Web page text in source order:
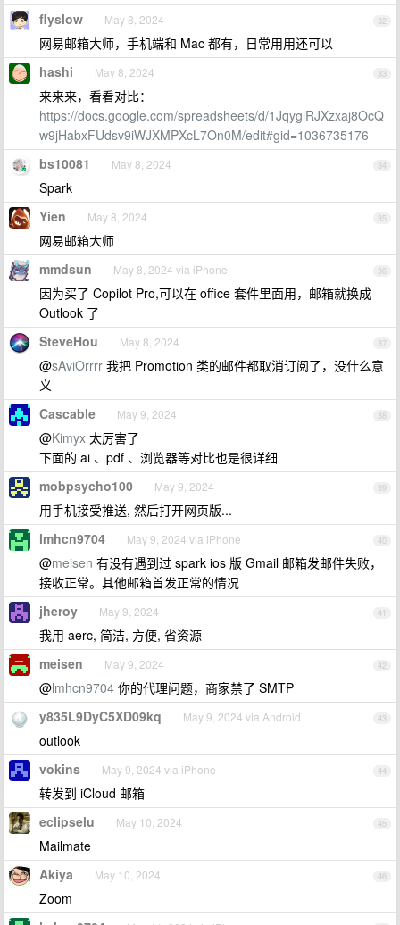
32
flyslow May 8, 2024
网易邮箱大师，手机端和 Mac 都有，日常用用还可以
33
hashi May 8, 2024
来来来，看看对比：
https://docs.google.com/spreadsheets/d/1JqyglRJXzxaj8OcQ
w9jHabxFUdsv9iWJXMPXcL7On0M/edit#gid=1036735176
34
bs10081 May 8, 2024
Spark
35
Yien May 8, 2024
网易邮箱大师
36
mmdsun May 8, 2024 via iPhone
因为买了 Copilot Pro,可以在 office 套件里面用，邮箱就换成
Outlook 了
37
SteveHou May 8, 2024
@sAviOrrrr 我把 Promotion 类的邮件都取消订阅了，没什么意
义
38
Cascable May 9, 2024
@Kimyx 太厉害了
下面的 ai 、pdf 、浏览器等对比也是很详细
39
mobpsycho100 May 9, 2024
用手机接受推送, 然后打开网页版...
40
lmhcn9704 May 9, 2024 via iPhone
@meisen 有没有遇到过 spark ios 版 Gmail 邮箱发邮件失败，
接收正常。其他邮箱首发正常的情况
41
jheroy May 9, 2024
我用 aerc, 简洁, 方便, 省资源
42
meisen May 9, 2024
@lmhcn9704 你的代理问题，商家禁了 SMTP
43
y835L9DyC5XD09kq May 9, 2024 via Android
outlook
44
vokins May 9, 2024 via iPhone
转发到 iCloud 邮箱
45
eclipselu May 10, 2024
Mailmate
46
Akiya May 10, 2024
Zoom